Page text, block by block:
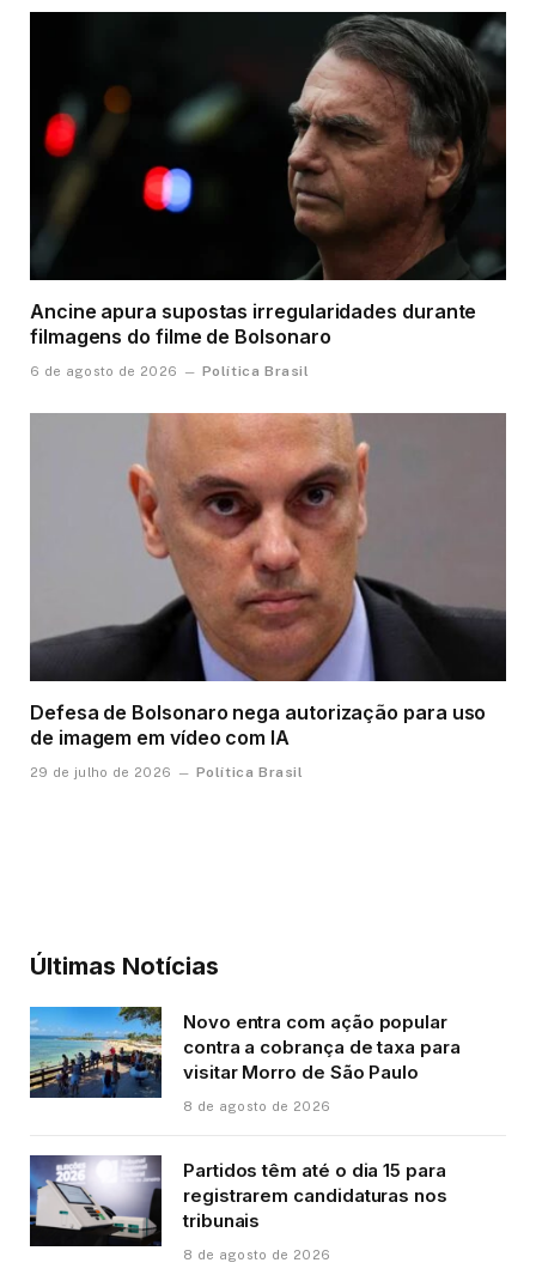
Ancine apura supostas irregularidades durante
filmagens do filme de Bolsonaro
6 de agosto de 2026 Política Brasil
Defesa de Bolsonaro nega autorização para uso
de imagem em vídeo com IA
29 de julho de 2026 Política Brasil
Últimas Notícias
Novo entra com ação popular
contra a cobrança de taxa para
visitar Morro de São Paulo
8 de agosto de 2026
Partidos têm até o dia 15 para
registrarem candidaturas nos
tribunais
8 de agosto de 2026